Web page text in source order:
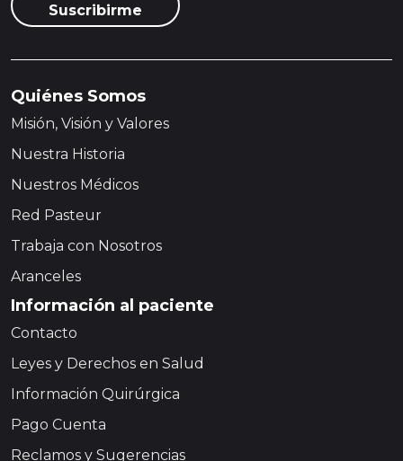
Quiénes Somos
Misión, Visión y Valores
Nuestra Historia
Nuestros Médicos
Red Pasteur
Trabaja con Nosotros
Aranceles
Información al paciente
Contacto
Leyes y Derechos en Salud
Información Quirúrgica
Pago Cuenta
Reclamos y Sugerencias